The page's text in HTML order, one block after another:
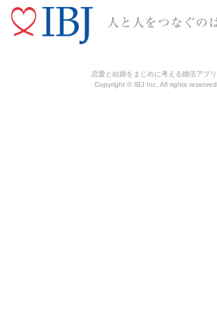
恋愛と結婚をまじめに考える婚活アプリ
Copyright © IBJ Inc. All rights reserved.